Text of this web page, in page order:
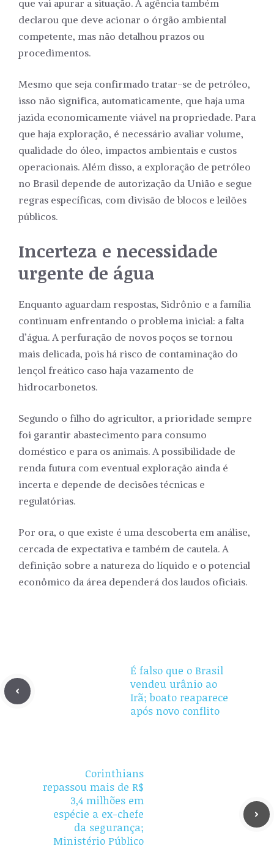
que vai apurar a situação. A agência também
declarou que deve acionar o órgão ambiental
competente, mas não detalhou prazos ou
procedimentos.
Mesmo que seja confirmado tratar-se de petróleo,
isso não significa, automaticamente, que haja uma
jazida economicamente viável na propriedade. Para
que haja exploração, é necessário avaliar volume,
qualidade do óleo, impactos ambientais e custos
operacionais. Além disso, a exploração de petróleo
no Brasil depende de autorização da União e segue
regras específicas, com divisão de blocos e leilões
públicos.
Incerteza e necessidade
urgente de água
Enquanto aguardam respostas, Sidrônio e a família
continuam enfrentando o problema inicial: a falta
d’água. A perfuração de novos poços se tornou
mais delicada, pois há risco de contaminação do
lençol freático caso haja vazamento de
hidrocarbonetos.
Segundo o filho do agricultor, a prioridade sempre
foi garantir abastecimento para consumo
doméstico e para os animais. A possibilidade de
renda futura com eventual exploração ainda é
incerta e depende de decisões técnicas e
regulatórias.
Por ora, o que existe é uma descoberta em análise,
cercada de expectativa e também de cautela. A
definição sobre a natureza do líquido e o potencial
econômico da área dependerá dos laudos oficiais.
É falso que o Brasil
vendeu urânio ao
Irã; boato reaparece
após novo conflito
Corinthians
repassou mais de R$
3,4 milhões em
espécie a ex-chefe
da segurança;
Ministério Público